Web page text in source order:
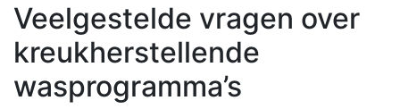
Veelgestelde vragen over
kreukherstellende
wasprogramma’s